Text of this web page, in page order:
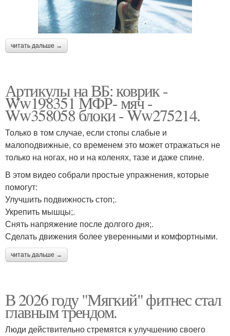
читать дальше →
Артикулы на ВБ: коврик -
Ww198351 МФР- мяч -
Ww358058 блоки - Ww275214.
Только в том случае, если стопы слабые и
малоподвижные, со временем это может отражаться не
только на ногах, но и на коленях, тазе и даже спине.
В этом видео собрали простые упражнения, которые
помогут:
Улучшить подвижность стоп;.
Укрепить мышцы;.
Снять напряжение после долгого дня;.
Сделать движения более уверенными и комфортными.
читать дальше →
В 2026 году "Мягкий" фитнес стал
главным трендом.
Люди действительно стремятся к улучшению своего